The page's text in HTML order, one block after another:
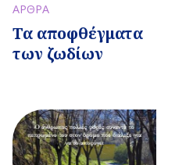
ΑΡΘΡΑ
Τα αποφθέγματα
των ζωδίων